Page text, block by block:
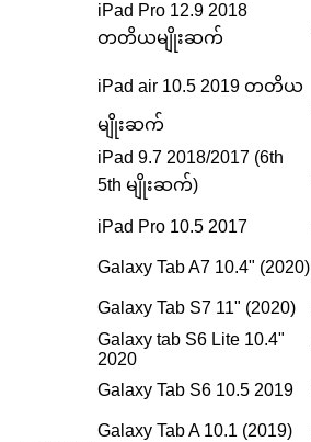
iPad Pro 12.9 2018
တတိယမျိုးဆက်
iPad air 10.5 2019 တတိယ
မျိုးဆက်
iPad 9.7 2018/2017 (6th
5th မျိုးဆက်)
iPad Pro 10.5 2017
Galaxy Tab A7 10.4" (2020)
Galaxy Tab S7 11" (2020)
Galaxy tab S6 Lite 10.4"
2020
Galaxy Tab S6 10.5 2019
Galaxy Tab A 10.1 (2019)